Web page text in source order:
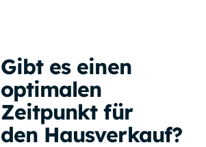
Gibt es einen
optimalen
Zeitpunkt für
den Hausverkauf?